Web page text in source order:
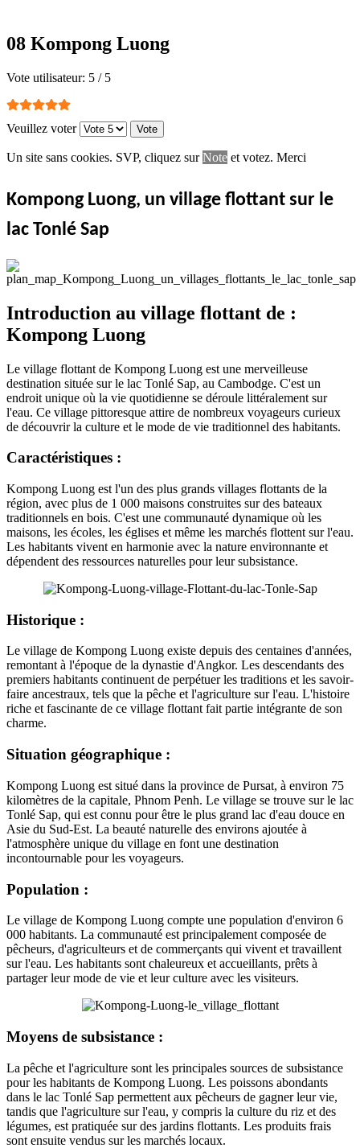
08 Kompong Luong
Vote utilisateur: 5 / 5
Veuillez voter
Un site sans cookies. SVP, cliquez surNote et votez. Merci
Kompong Luong, un village flottant sur le
lac Tonlé Sap
Introduction au village flottant de :
Kompong Luong
Le village flottant de Kompong Luong est une merveilleuse
destination située sur le lac Tonlé Sap, au Cambodge. C'est un
endroit unique où la vie quotidienne se déroule littéralement sur
l'eau. Ce village pittoresque attire de nombreux voyageurs curieux
de découvrir la culture et le mode de vie traditionnel des habitants.
Caractéristiques :
Kompong Luong est l'un des plus grands villages flottants de la
région, avec plus de 1 000 maisons construites sur des bateaux
traditionnels en bois. C'est une communauté dynamique où les
maisons, les écoles, les églises et même les marchés flottent sur l'eau.
Les habitants vivent en harmonie avec la nature environnante et
dépendent des ressources naturelles pour leur subsistance.
Historique :
Le village de Kompong Luong existe depuis des centaines d'années,
remontant à l'époque de la dynastie d'Angkor. Les descendants des
premiers habitants continuent de perpétuer les traditions et les savoir-
faire ancestraux, tels que la pêche et l'agriculture sur l'eau. L'histoire
riche et fascinante de ce village flottant fait partie intégrante de son
charme.
Situation géographique :
Kompong Luong est situé dans la province de Pursat, à environ 75
kilomètres de la capitale, Phnom Penh. Le village se trouve sur le lac
Tonlé Sap, qui est connu pour être le plus grand lac d'eau douce en
Asie du Sud-Est. La beauté naturelle des environs ajoutée à
l'atmosphère unique du village en font une destination
incontournable pour les voyageurs.
Population :
Le village de Kompong Luong compte une population d'environ 6
000 habitants. La communauté est principalement composée de
pêcheurs, d'agriculteurs et de commerçants qui vivent et travaillent
sur l'eau. Les habitants sont chaleureux et accueillants, prêts à
partager leur mode de vie et leur culture avec les visiteurs.
Moyens de subsistance :
La pêche et l'agriculture sont les principales sources de subsistance
pour les habitants de Kompong Luong. Les poissons abondants
dans le lac Tonlé Sap permettent aux pêcheurs de gagner leur vie,
tandis que l'agriculture sur l'eau, y compris la culture du riz et des
légumes, est pratiquée sur des jardins flottants. Les produits frais
sont ensuite vendus sur les marchés locaux.